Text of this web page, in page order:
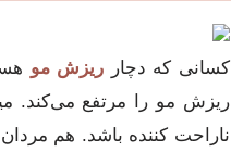
کسانی که دچار ریزش مو
ریزش مو را مرتفع می‌کند.
ناراحت کننده باشد. هم